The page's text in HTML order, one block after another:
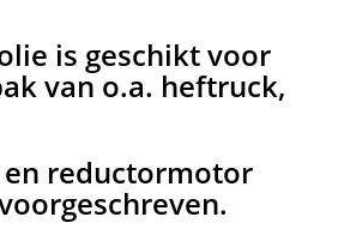
is geschikt voor
van o.a. heftruck,
reductormotor